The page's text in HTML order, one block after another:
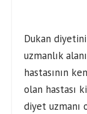
Dukan
uzmanlık
hastasının
olan hastası
diyet uzmanı